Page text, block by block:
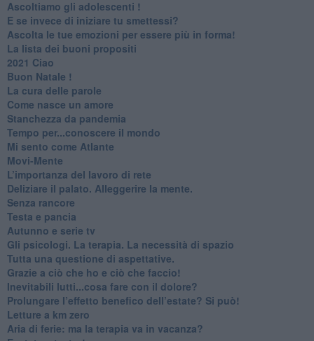
Ascoltiamo gli adolescenti !
​E se invece di iniziare tu smettessi?
​Ascolta le tue emozioni per essere più in forma!
​La lista dei buoni propositi
2021 Ciao
Buon Natale !
​La cura delle parole
​Come nasce un amore
Stanchezza da pandemia
​Tempo per...conoscere il mondo
​Mi sento come Atlante
​Movi-Mente
​L’importanza del lavoro di rete
​Deliziare il palato. Alleggerire la mente.
​Senza rancore
​Testa e pancia
​Autunno e serie tv
​Gli psicologi. La terapia. La necessità di spazio
​Tutta una questione di aspettative.
​Grazie a ciò che ho e ciò che faccio!
​Inevitabili lutti...cosa fare con il dolore?
Prolungare l’effetto benefico dell’estate? Si può!
​Letture a km zero
​Aria di ferie: ma la terapia va in vacanza?